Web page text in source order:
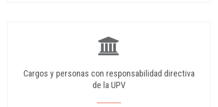
Cargos y personas con responsabilidad directiva
de la UPV